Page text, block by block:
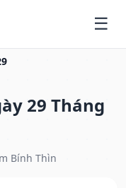
29 Tháng
Bính Thìn